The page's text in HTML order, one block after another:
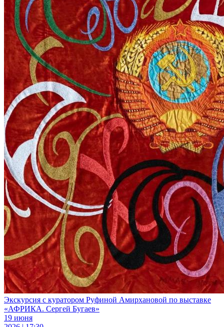
Экскурсия с куратором Руфиной Амирхановой по выставке
«АФРИКА. Сергей Бугаев»
19 июня